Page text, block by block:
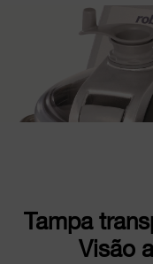
Tampa
Visão